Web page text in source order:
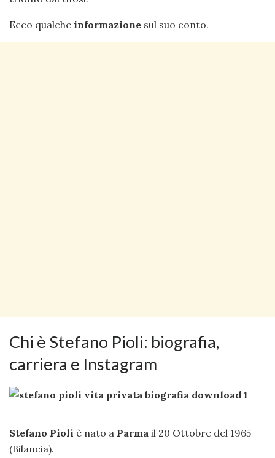
Ecco qualche informazione sul suo conto.
Chi è Stefano Pioli: biografia,
carriera e Instagram
Stefano Pioli è nato a Parma il 20 Ottobre del 1965
(Bilancia).